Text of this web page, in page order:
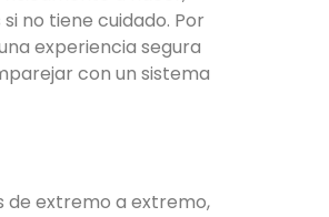
no tiene cuidado. Por
experiencia segura
con un sistema
de extremo a extremo,